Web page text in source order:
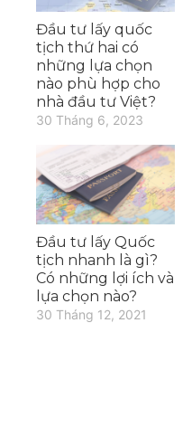
Đầu tư lấy quốc
tịch thứ hai có
những lựa chọn
nào phù hợp cho
nhà đầu tư Việt?
30 Tháng 6, 2023
Đầu tư lấy Quốc
tịch nhanh là gì?
Có những lợi ích và
lựa chọn nào?
30 Tháng 12, 2021